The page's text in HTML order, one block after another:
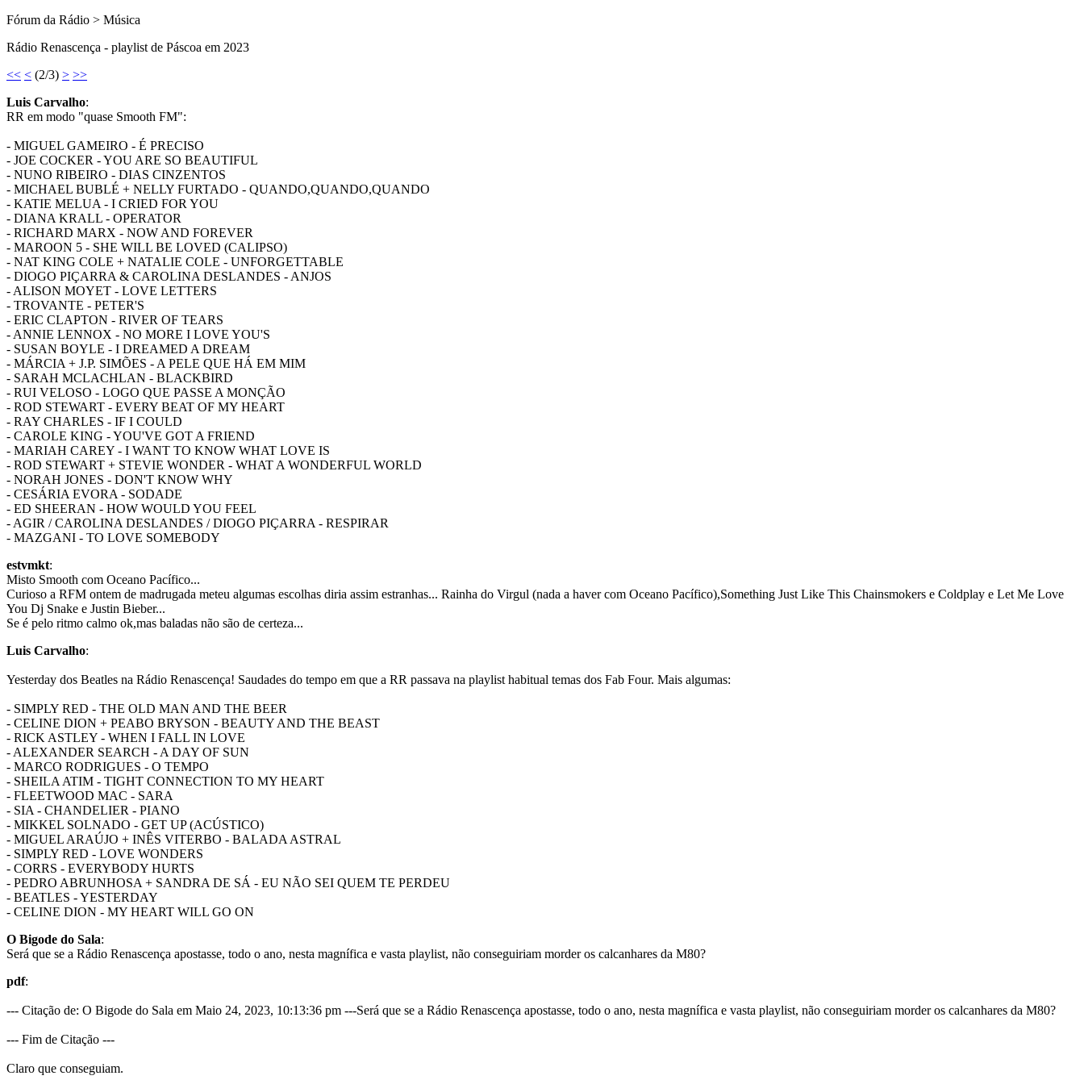
Fórum da Rádio > Música
Rádio Renascença - playlist de Páscoa em 2023
<< < (2/3) > >>
Luis Carvalho:
RR em modo "quase Smooth FM":
- MIGUEL GAMEIRO - É PRECISO
- JOE COCKER - YOU ARE SO BEAUTIFUL
- NUNO RIBEIRO - DIAS CINZENTOS
- MICHAEL BUBLÉ + NELLY FURTADO - QUANDO,QUANDO,QUANDO
- KATIE MELUA - I CRIED FOR YOU
- DIANA KRALL - OPERATOR
- RICHARD MARX - NOW AND FOREVER
- MAROON 5 - SHE WILL BE LOVED (CALIPSO)
- NAT KING COLE + NATALIE COLE - UNFORGETTABLE
- DIOGO PIÇARRA & CAROLINA DESLANDES - ANJOS
- ALISON MOYET - LOVE LETTERS
- TROVANTE - PETER'S
- ERIC CLAPTON - RIVER OF TEARS
- ANNIE LENNOX - NO MORE I LOVE YOU'S
- SUSAN BOYLE - I DREAMED A DREAM
- MÁRCIA + J.P. SIMÕES - A PELE QUE HÁ EM MIM
- SARAH MCLACHLAN - BLACKBIRD
- RUI VELOSO - LOGO QUE PASSE A MONÇÃO
- ROD STEWART - EVERY BEAT OF MY HEART
- RAY CHARLES - IF I COULD
- CAROLE KING - YOU'VE GOT A FRIEND
- MARIAH CAREY - I WANT TO KNOW WHAT LOVE IS
- ROD STEWART + STEVIE WONDER - WHAT A WONDERFUL WORLD
- NORAH JONES - DON'T KNOW WHY
- CESÁRIA EVORA - SODADE
- ED SHEERAN - HOW WOULD YOU FEEL
- AGIR / CAROLINA DESLANDES / DIOGO PIÇARRA - RESPIRAR
- MAZGANI - TO LOVE SOMEBODY
estvmkt:
Misto Smooth com Oceano Pacífico...
Curioso a RFM ontem de madrugada meteu algumas escolhas diria assim estranhas... Rainha do Virgul (nada a haver com Oceano Pacífico),Something Just Like This Chainsmokers e Coldplay e Let Me Love
You Dj Snake e Justin Bieber...
Se é pelo ritmo calmo ok,mas baladas não são de certeza...
Luis Carvalho:
Yesterday dos Beatles na Rádio Renascença! Saudades do tempo em que a RR passava na playlist habitual temas dos Fab Four. Mais algumas:
- SIMPLY RED - THE OLD MAN AND THE BEER
- CELINE DION + PEABO BRYSON - BEAUTY AND THE BEAST
- RICK ASTLEY - WHEN I FALL IN LOVE
- ALEXANDER SEARCH - A DAY OF SUN
- MARCO RODRIGUES - O TEMPO
- SHEILA ATIM - TIGHT CONNECTION TO MY HEART
- FLEETWOOD MAC - SARA
- SIA - CHANDELIER - PIANO
- MIKKEL SOLNADO - GET UP (ACÚSTICO)
- MIGUEL ARAÚJO + INÊS VITERBO - BALADA ASTRAL
- SIMPLY RED - LOVE WONDERS
- CORRS - EVERYBODY HURTS
- PEDRO ABRUNHOSA + SANDRA DE SÁ - EU NÃO SEI QUEM TE PERDEU
- BEATLES - YESTERDAY
- CELINE DION - MY HEART WILL GO ON
O Bigode do Sala:
Será que se a Rádio Renascença apostasse, todo o ano, nesta magnífica e vasta playlist, não conseguiriam morder os calcanhares da M80?
pdf:
--- Citação de: O Bigode do Sala em Maio 24, 2023, 10:13:36 pm ---Será que se a Rádio Renascença apostasse, todo o ano, nesta magnífica e vasta playlist, não conseguiriam morder os calcanhares da M80?
--- Fim de Citação ---
Claro que conseguiam.